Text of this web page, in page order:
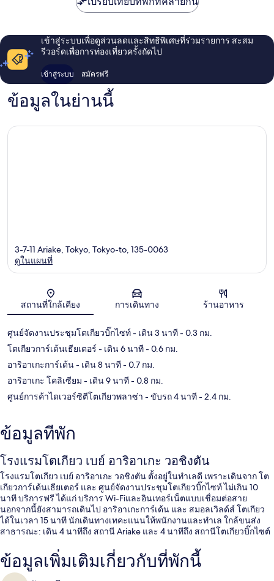
เข้าสู่ระบบเพื่อดูส่วนลดและสิทธิพิเศษที่ร่วมรายการ สะสม
รีวอร์ดเพื่อการท่องเที่ยวครั้งถัดไป
เข้าสู่ระบบ สมัครฟรี
ข้อมูลในย่านนี้
แผนที่
3-7-11 Ariake, Tokyo, Tokyo-to, 135-0063
ดูในแผนที่
สถานที่ใกล้เคียง การเดินทาง ร้านอาหาร
ศูนย์จัดงานประชุมโตเกียวบิ๊กไซท์- เดิน 3 นาที- 0.3 กม.
โตเกียวการ์เด้นเธียเตอร์ - เดิน 6 นาที- 0.6 กม.
อาริอาเกะการ์เด้น- เดิน 8 นาที- 0.7 กม.
อาริอาเกะ โคลิเซียม - เดิน 9 นาที- 0.8 กม.
ศูนย์การค้าไดเวอร์ซิตีโตเกียวพลาซ่า - ขับรถ 4 นาที- 2.4 กม.
ข้อมูลที่พัก
โรงแรมโตเกียว เบย์ อาริอาเกะ วอชิงตัน
โรงแรมโตเกียว เบย์ อาริอาเกะ วอชิงตัน ตั้งอยู่ในทำเลดี เพราะเดินจาก โต
เกียวการ์เด้นเธียเตอร์ และ ศูนย์จัดงานประชุมโตเกียวบิ๊กไซท์ ไม่เกิน 10
นาที บริการฟรี ได้แก่ บริการ Wi-Fiและอินเทอร์เน็ตแบบเชื่อมต่อสาย
นอกจากนี้ยังสามารถเดินไป อาริอาเกะการ์เด้น และ สมอลเวิลด์ส์ โตเกียว
ได้ในเวลา 15 นาที นักเดินทางเทคะแนนให้พนักงานและทำเล ใกล้ขนส่ง
สาธารณะ: เดิน 4 นาทีถึง สถานี Ariake และ 4 นาทีถึง สถานีโตเกียวบิ๊กไซต์
ข้อมูลเพิ่มเติมเกี่ยวกับที่พักนี้